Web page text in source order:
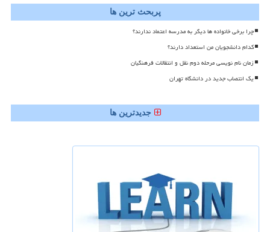
پربحث ترین ها
چرا برخی خانواده ها دیگر به مدرسه اعتماد ندارند؟
کدام دانشجویان من استعداد دارند؟
زمان نام نویسی مرحله دوم نقل و انتقالات فرهنگیان
یک انتصاب جدید در دانشگاه تهران
جدیدترین ها